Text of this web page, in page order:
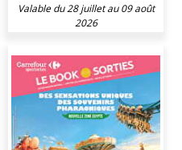
Valable du 28 juillet au 09 août
2026